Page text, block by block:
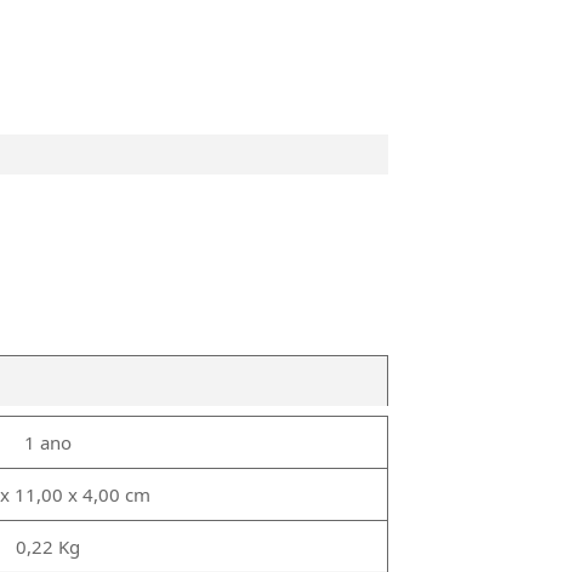
1 ano
11,00 x 4,00 cm
0,22 Kg